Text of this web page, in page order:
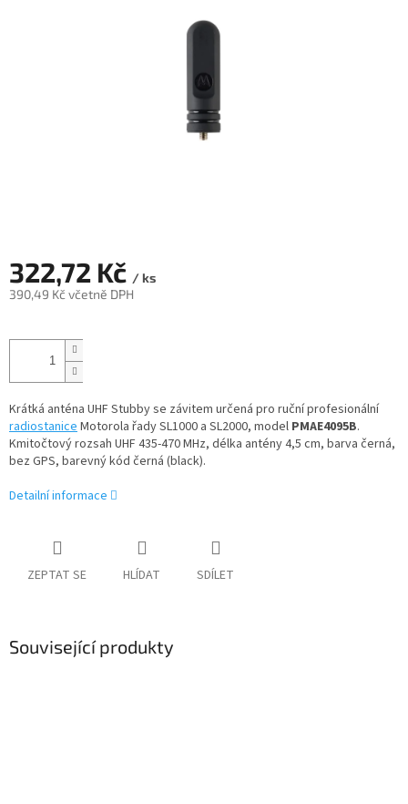
322,72 Kč / ks
390,49 Kč včetně DPH
cena:
Krátká anténa UHF Stubby se závitem určená pro ruční profesionální
radiostaniceMotorola řady SL1000 a SL2000, model PMAE4095B.
Kmitočtový rozsah UHF 435-470 MHz, délka antény 4,5 cm, barva černá,
bez GPS, barevný kód černá (black).
Detailní informace
ZEPTAT SE HLÍDAT SDÍLET
Související produkty